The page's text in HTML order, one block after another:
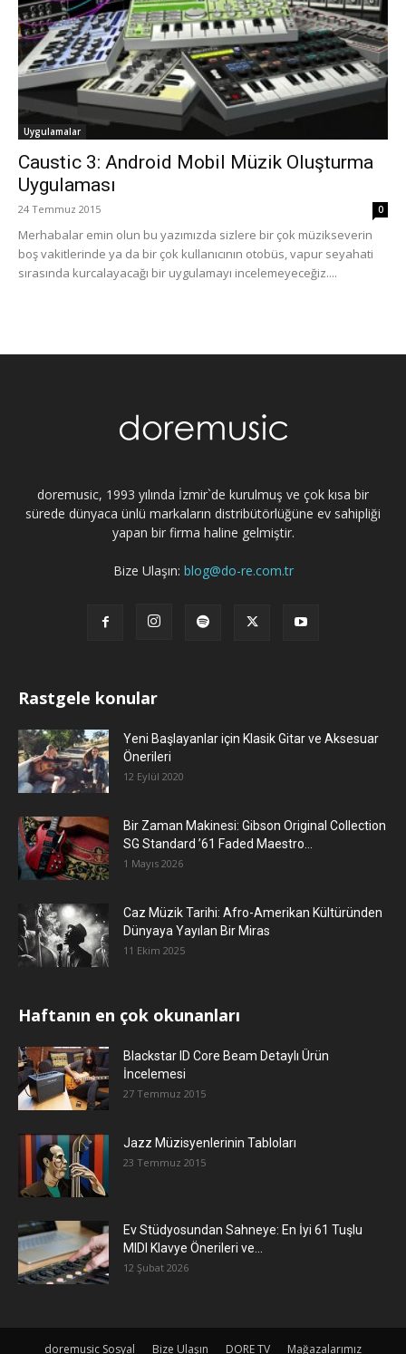
Uygulamalar
Caustic 3: Android Mobil Müzik Oluşturma
Uygulaması
24 Temmuz 2015 0
Merhabalar emin olun bu yazımızda sizlere bir çok müzikseverin
boş vakitlerinde ya da bir çok kullanıcının otobüs, vapur seyahati
sırasında kurcalayacağı bir uygulamayı incelemeyeceğiz....
doremusic, 1993 yılında İzmir`de kurulmuş ve çok kısa bir
sürede dünyaca ünlü markaların distribütörlüğüne ev sahipliği
yapan bir firma haline gelmiştir.
Bize Ulaşın: blog@do-re.com.tr
Rastgele konular
Yeni Başlayanlar için Klasik Gitar ve Aksesuar
Önerileri
12 Eylül 2020
Bir Zaman Makinesi: Gibson Original Collection
SG Standard ’61 Faded Maestro...
1 Mayıs 2026
Caz Müzik Tarihi: Afro-Amerikan Kültüründen
Dünyaya Yayılan Bir Miras
11 Ekim 2025
Haftanın en çok okunanları
Blackstar ID Core Beam Detaylı Ürün
İncelemesi
27 Temmuz 2015
Jazz Müzisyenlerinin Tabloları
23 Temmuz 2015
Ev Stüdyosundan Sahneye: En İyi 61 Tuşlu
MIDI Klavye Önerileri ve...
12 Şubat 2026
doremusic Sosyal Bize Ulaşın DORE TV Mağazalarımız